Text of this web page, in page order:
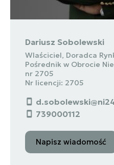
Dariusz Sobolewski
Wlaściciel, Doradca
Pośrednik w Obrocie
nr 2705
Nr licencji: 2705
739000112
Napisz wiadomość